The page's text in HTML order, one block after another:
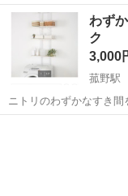
HLR-181P 幅約66.5㎝
三重 四日市市
わず
ク
3,000
菰野駅
ニトリのわずかなすき間
ッシュ 5ヶ月ほど仕様しており、ネジ締めの際に傷がみられるところ